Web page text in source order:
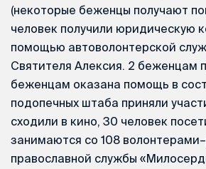
(некоторые беженцы получают
человек получили юридическую
помощью автоволонтерской
Святителя Алексия. 2 беженцам
беженцам оказана помощь в
подопечных штаба приняли
сходили в кино, 30 человек
занимаются со 108
православной службы